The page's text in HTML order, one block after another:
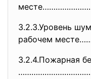
3.2.3.Уровень
рабочем
3.2.4.Пожарная